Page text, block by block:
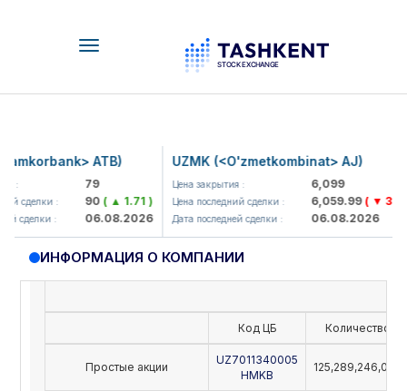
Toggle
ATB)
79
сделки : 90( ▲ 1.71 )
сделки : 06.08.2026
UZMK (<O'zmetkombinat> AJ)
Цена закрытия : 6,099
Цена последний сделки : 6,059.99( ▼
Дата последней сделки : 06.08.2026
ИНФОРМАЦИЯ О КОМПАНИИ
Код ЦБ Количество
Простые акции
UZ7011340005
HMKB
125,289,246,000